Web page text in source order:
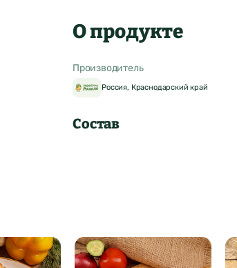
О продукте
Производитель
Россия, Краснодарский край
Состав